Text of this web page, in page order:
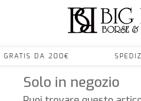
GRATIS DA 200€
Solo in negozio